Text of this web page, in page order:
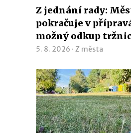
Z jednání rady:
pokračuje v
možný odkup
5. 8. 2026 · Z města